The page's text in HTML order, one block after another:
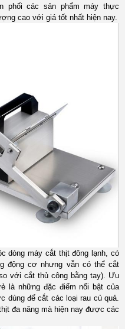
phối các sản phẩm máy thực
cao với giá tốt nhất hiện nay.
dòng máy cắt thịt đông lạnh, có
động cơ nhưng vẫn có thể cắt
với cắt thủ công bằng tay). Ưu
là những đặc điểm nổi bật của
dùng để cắt các loại rau củ quả.
đa năng mà hiện nay được các